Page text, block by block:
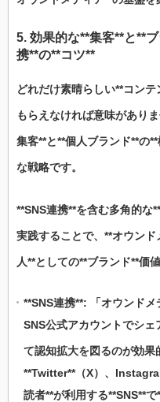
5. 効果的な**集客**と**
携**の**コツ**
どれだけ素晴らしい**コン
もらえなければ意味があり
集客**と**個人ブランド**の
な戦略です。
**SNS連携**を含む多角的な
実践することで、**オウン
人**としての**ブランド**価
**SNS連携**: 「オウンド
SNS公式アカウントでシ
て認知拡大を図るのが効果
**Twitter**（X）、
読者**が利用する**SNS**